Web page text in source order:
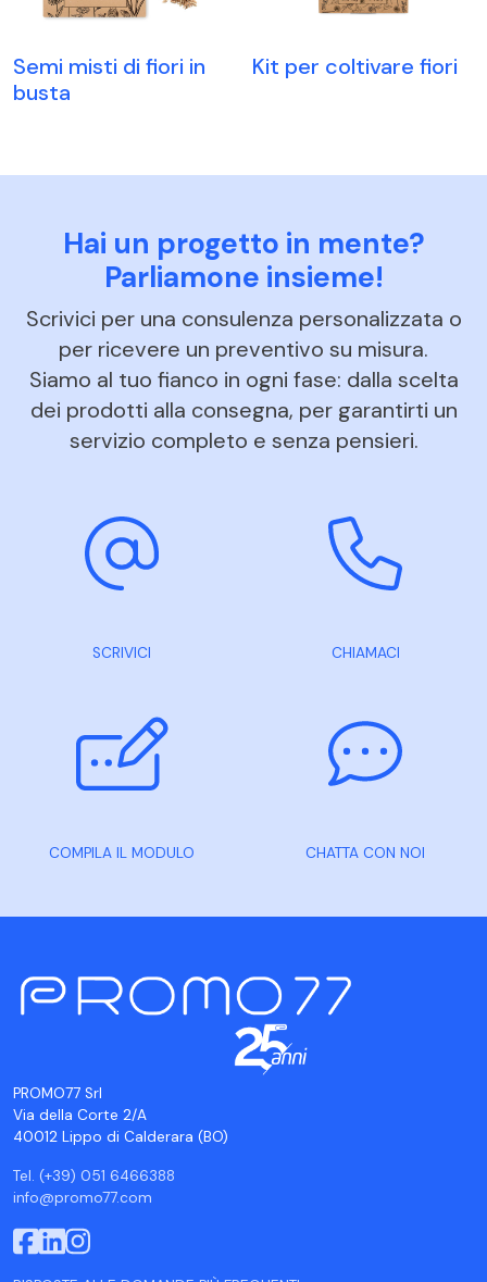
Semi misti di fiori in
busta
Kit per coltivare fiori
Hai un progetto in mente?
Parliamone insieme!
Scrivici per una consulenza personalizzata o
per ricevere un preventivo su misura.
Siamo al tuo fianco in ogni fase: dalla scelta
dei prodotti alla consegna, per garantirti un
servizio completo e senza pensieri.
SCRIVICI CHIAMACI
COMPILA IL MODULO CHATTA CON NOI
PROMO77 Srl
Via della Corte 2/A
40012 Lippo di Calderara (BO)
Tel. (+39) 051 6466388
info@promo77.com